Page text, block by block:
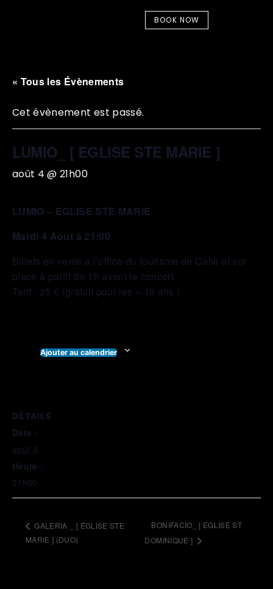
BOOK NOW
« Tous les Évènements
Cet évènement est passé.
LUMIO_ [ EGLISE STE MARIE ]
août 4 @ 21h00
LUMIO – EGLISE STE MARIE
Mardi 4 Aout à 21:00
Billets en vente a l’office du tourisme de Calvi et sur
place à partir de 1h avant le concert
Tarif : 25 € (gratuit pour les – 16 ans )
Ajouter au calendrier
DÉTAILS
Date :
août 4
Heure :
21h00
GALERIA _ [ ÉGLISE STE
MARIE ] (DUO)
BONIFACIO_ [ EGLISE ST
DOMINIQUE ]